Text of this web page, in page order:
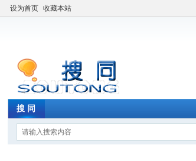
设为首页 收藏本站
搜 同